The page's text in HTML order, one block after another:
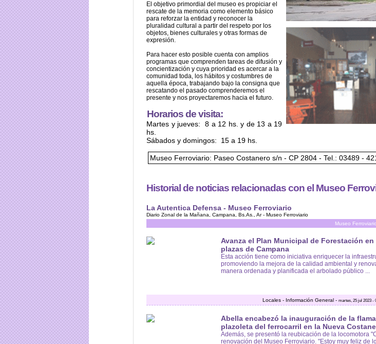
El objetivo primordial del museo es propiciar el
rescate de la memoria como elemento básico
para reforzar la entidad y reconocer la
pluralidad cultural a partir del respeto por los
objetos, bienes culturales y otras formas de
expresión.
Para hacer esto posible cuenta con amplios
programas que comprenden tareas de difusión y
concientización y cuya prioridad es acercar a la
comunidad toda, los hábitos y costumbres de
aquella época, trabajando bajo la consigna que
rescatando el pasado comprenderemos el
presente y nos proyectaremos hacia el futuro.
Horarios de visita:
Martes y jueves: 8 a 12 hs. y de 13 a 19
hs.
Sábados y domingos: 15 a 19 hs.
Museo Ferroviario: Paseo Costanero s/n - CP 2804 - Tel.: 03489 -
Historial de noticias relacionadas con el Museo
La Autentica Defensa - Museo Ferroviario
Diario Zonal de la Mañana, Campana, Bs.As., Ar - Museo Ferroviario
Museo
Avanza el Plan Municipal de Forestación
plazas de Campana
Esta acción tiene como iniciativa enriquecer la
promoviendo la mejora de la calidad ambiental y
manera ordenada y planificada el arbolado público ...
Locales - Información General - martes, 25 jul 2023 -
Abella encabezó la inauguración de la
plazoleta del ferrocarril en la Nueva
Además, se presentó la reubicación de la locomotora
renovación del Museo Ferroviario. "Estoy muy feliz de